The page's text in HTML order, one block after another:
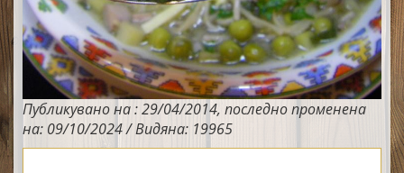
Публикувано на : 29/04/2014, последно променена
на: 09/10/2024 / Видяна: 19965